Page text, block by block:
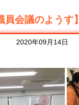
員会議のようす】
2020年09月14日